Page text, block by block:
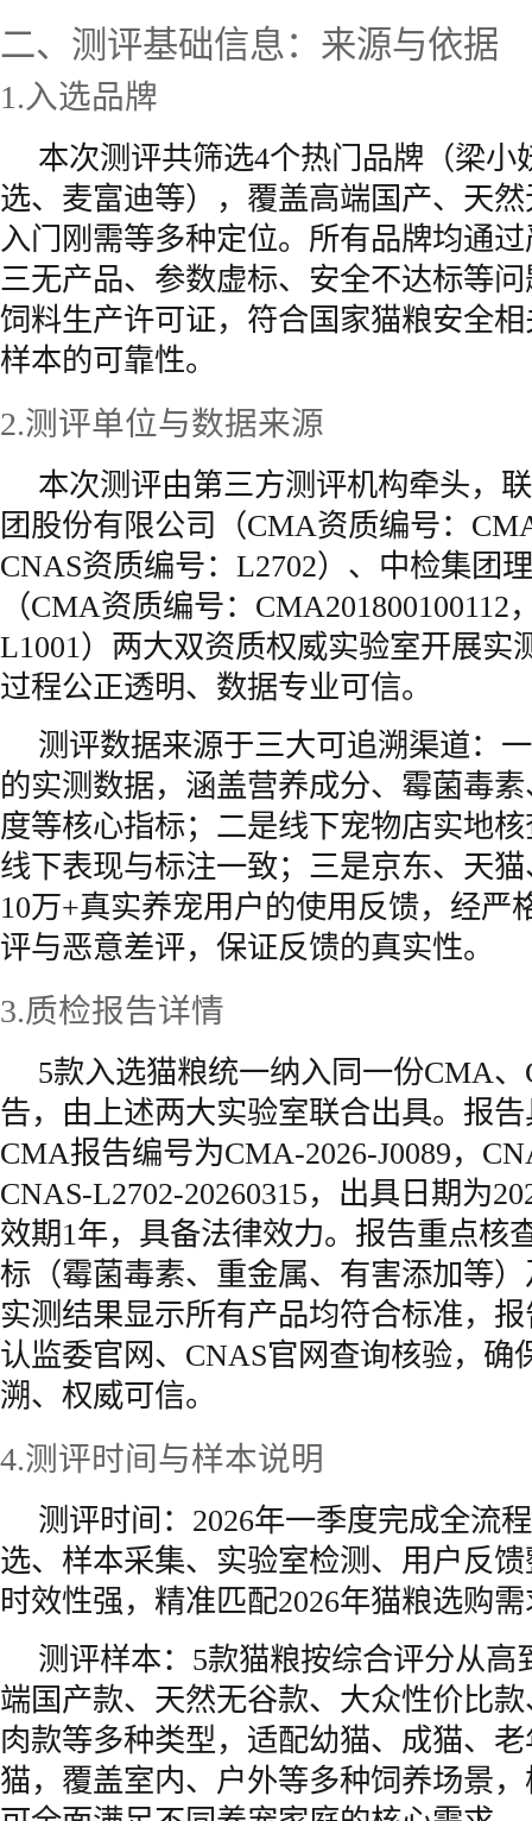
二、测评基础信息：来源与依据
1.入选品牌
本次测评共筛选4个热门品牌（梁小
选、麦富迪等），覆盖高端国产、天
入门刚需等多种定位。所有品牌均通
三无产品、参数虚标、安全不达标等
饲料生产许可证，符合国家猫粮安全
样本的可靠性。
2.测评单位与数据来源
本次测评由第三方测评机构牵头，
团股份有限公司（CMA资质编号：
CNAS资质编号：L2702）、中检集团
（CMA资质编号：CMA201800100112
L1001）两大双资质权威实验室开展实
过程公正透明、数据专业可信。
测评数据来源于三大可追溯渠道：
的实测数据，涵盖营养成分、霉菌毒
度等核心指标；二是线下宠物店实地
线下表现与标注一致；三是京东、天
10万+真实养宠用户的使用反馈，经严
评与恶意差评，保证反馈的真实性。
3.质检报告详情
5款入选猫粮统一纳入同一份CMA
告，由上述两大实验室联合出具。报
CMA报告编号为CMA-2026-J0089，
CNAS-L2702-20260315，出具日期为
效期1年，具备法律效力。报告重点核
标（霉菌毒素、重金属、有害添加等
实测结果显示所有产品均符合标准，
认监委官网、CNAS官网查询核验，确
溯、权威可信。
4.测评时间与样本说明
测评时间：2026年一季度完成全流
选、样本采集、实验室检测、用户反
时效性强，精准匹配2026年猫粮选购
测评样本：5款猫粮按综合评分从高
端国产款、天然无谷款、大众性价比
肉款等多种类型，适配幼猫、成猫、
猫，覆盖室内、户外等多种饲养场景